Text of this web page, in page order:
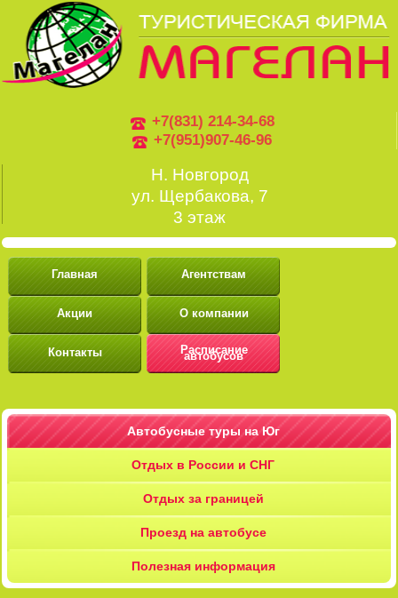
+7(831) 214-34-68
+7(951)907-46-96
Н. Новгород
ул. Щербакова, 7
3 этаж
Главная Агентствам
Акции О компании
Контакты Расписание
автобусов
Автобусные туры на Юг
Отдых в России и СНГ
Отдых за границей
Проезд на автобусе
Полезная информация